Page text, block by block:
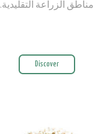
مناطق الزراعة التقليدية.
Discover